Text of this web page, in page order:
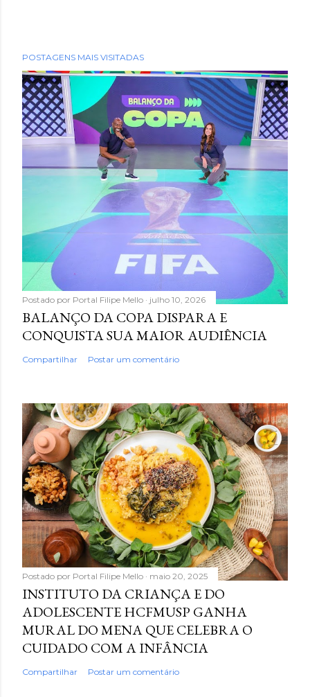
POSTAGENS MAIS VISITADAS
Postado por Portal Filipe Mello julho 10, 2026
BALANÇO DA COPA DISPARA E
CONQUISTA SUA MAIOR AUDIÊNCIA
Compartilhar Postar um comentário
Postado por Portal Filipe Mello maio 20, 2025
INSTITUTO DA CRIANÇA E DO
ADOLESCENTE HCFMUSP GANHA
MURAL DO MENA QUE CELEBRA O
CUIDADO COM A INFÂNCIA
Compartilhar Postar um comentário